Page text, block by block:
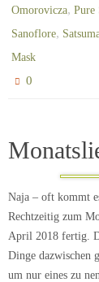
Omorovicza, Pure
Sanoflore,
Mask
0
Naja – oft kommt
Rechtzeitig zum
April 2018 fertig.
Dinge dazwischen
um nur eines zu